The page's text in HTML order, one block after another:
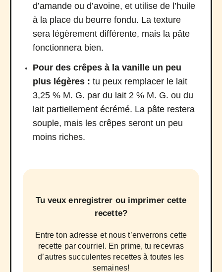
d’amande ou d’avoine, et utilise de l’huile
à la place du beurre fondu. La texture
sera légèrement différente, mais la pâte
fonctionnera bien.
Pour des crêpes à la vanille un peu
plus légères : tu peux remplacer le lait
3,25 % M. G. par du lait 2 % M. G. ou du
lait partiellement écrémé. La pâte restera
souple, mais les crêpes seront un peu
moins riches.
Tu veux enregistrer ou imprimer cette
recette?
Entre ton adresse et nous t’enverrons cette
recette par courriel. En prime, tu recevras
d’autres succulentes recettes à toutes les
semaines!